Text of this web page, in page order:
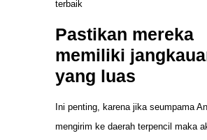
terbaik
Pastikan mereka
memiliki
yang luas
Ini penting, karena jika seumpama
mengirim ke daerah terpencil maka